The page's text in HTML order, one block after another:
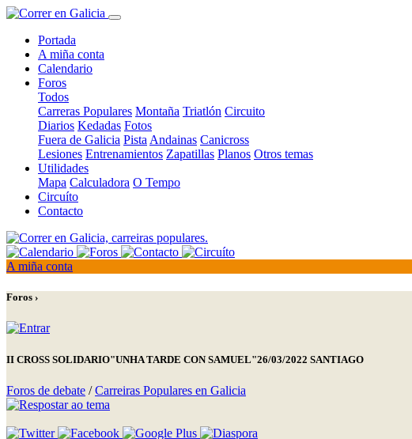
Portada
A miña conta
Calendario
Foros
Todos
Carreras Populares Montaña Triatlón Circuito
Diarios Kedadas Fotos
Fuera de Galicia Pista Andainas Canicross
Lesiones Entrenamientos Zapatillas Planos Otros temas
Utilidades
Mapa Calculadora O Tempo
Circuíto
Contacto
A miña conta
Foros ›
II CROSS SOLIDARIO"UNHA TARDE CON SAMUEL"26/03/2022 SANTIAGO
Foros de debate /Carreiras Populares en Galicia